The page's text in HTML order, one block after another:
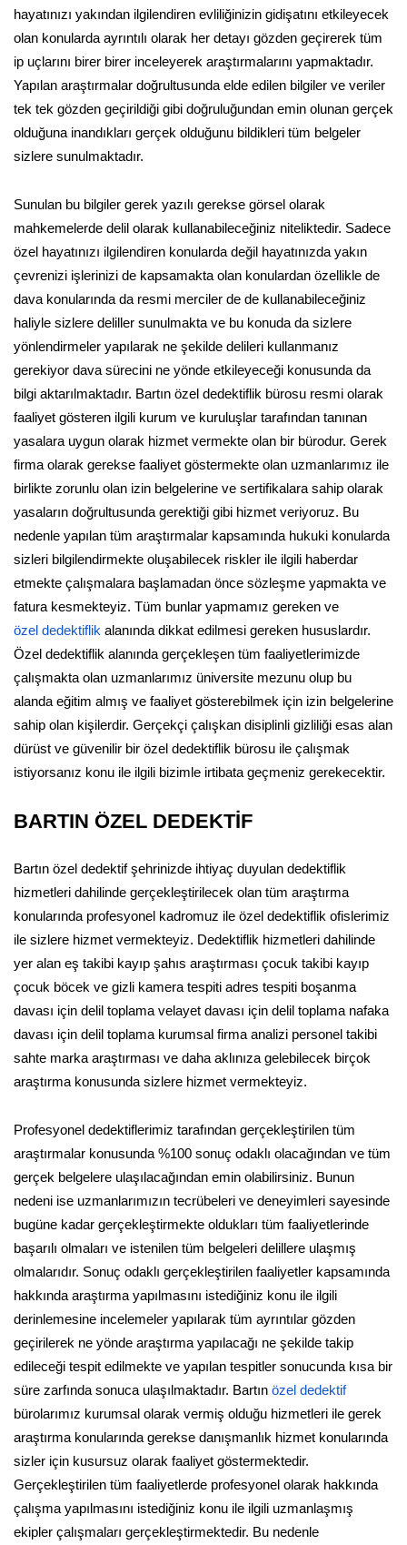
hayatınızı yakından ilgilendiren evliliğinizin gidişatını etkileyecek
olan konularda ayrıntılı olarak her detayı gözden geçirerek tüm
ip uçlarını birer birer inceleyerek araştırmalarını yapmaktadır.
Yapılan araştırmalar doğrultusunda elde edilen bilgiler ve veriler
tek tek gözden geçirildiği gibi doğruluğundan emin olunan gerçek
olduğuna inandıkları gerçek olduğunu bildikleri tüm belgeler
sizlere sunulmaktadır.
Sunulan bu bilgiler gerek yazılı gerekse görsel olarak
mahkemelerde delil olarak kullanabileceğiniz niteliktedir. Sadece
özel hayatınızı ilgilendiren konularda değil hayatınızda yakın
çevrenizi işlerinizi de kapsamakta olan konulardan özellikle de
dava konularında da resmi merciler de de kullanabileceğiniz
haliyle sizlere deliller sunulmakta ve bu konuda da sizlere
yönlendirmeler yapılarak ne şekilde delileri kullanmanız
gerekiyor dava sürecini ne yönde etkileyeceği konusunda da
bilgi aktarılmaktadır. Bartın özel dedektiflik bürosu resmi olarak
faaliyet gösteren ilgili kurum ve kuruluşlar tarafından tanınan
yasalara uygun olarak hizmet vermekte olan bir bürodur. Gerek
firma olarak gerekse faaliyet göstermekte olan uzmanlarımız ile
birlikte zorunlu olan izin belgelerine ve sertifikalara sahip olarak
yasaların doğrultusunda gerektiği gibi hizmet veriyoruz. Bu
nedenle yapılan tüm araştırmalar kapsamında hukuki konularda
sizleri bilgilendirmekte oluşabilecek riskler ile ilgili haberdar
etmekte çalışmalara başlamadan önce sözleşme yapmakta ve
fatura kesmekteyiz. Tüm bunlar yapmamız gereken ve
özel dedektiflik alanında dikkat edilmesi gereken hususlardır.
Özel dedektiflik alanında gerçekleşen tüm faaliyetlerimizde
çalışmakta olan uzmanlarımız üniversite mezunu olup bu
alanda eğitim almış ve faaliyet gösterebilmek için izin belgelerine
sahip olan kişilerdir. Gerçekçi çalışkan disiplinli gizliliği esas alan
dürüst ve güvenilir bir özel dedektiflik bürosu ile çalışmak
istiyorsanız konu ile ilgili bizimle irtibata geçmeniz gerekecektir.
BARTIN ÖZEL DEDEKTİF
Bartın özel dedektif şehrinizde ihtiyaç duyulan dedektiflik
hizmetleri dahilinde gerçekleştirilecek olan tüm araştırma
konularında profesyonel kadromuz ile özel dedektiflik ofislerimiz
ile sizlere hizmet vermekteyiz. Dedektiflik hizmetleri dahilinde
yer alan eş takibi kayıp şahıs araştırması çocuk takibi kayıp
çocuk böcek ve gizli kamera tespiti adres tespiti boşanma
davası için delil toplama velayet davası için delil toplama nafaka
davası için delil toplama kurumsal firma analizi personel takibi
sahte marka araştırması ve daha aklınıza gelebilecek birçok
araştırma konusunda sizlere hizmet vermekteyiz.
Profesyonel dedektiflerimiz tarafından gerçekleştirilen tüm
araştırmalar konusunda %100 sonuç odaklı olacağından ve tüm
gerçek belgelere ulaşılacağından emin olabilirsiniz. Bunun
nedeni ise uzmanlarımızın tecrübeleri ve deneyimleri sayesinde
bugüne kadar gerçekleştirmekte oldukları tüm faaliyetlerinde
başarılı olmaları ve istenilen tüm belgeleri delillere ulaşmış
olmalarıdır. Sonuç odaklı gerçekleştirilen faaliyetler kapsamında
hakkında araştırma yapılmasını istediğiniz konu ile ilgili
derinlemesine incelemeler yapılarak tüm ayrıntılar gözden
geçirilerek ne yönde araştırma yapılacağı ne şekilde takip
edileceği tespit edilmekte ve yapılan tespitler sonucunda kısa bir
süre zarfında sonuca ulaşılmaktadır. Bartın özel dedektif
bürolarımız kurumsal olarak vermiş olduğu hizmetleri ile gerek
araştırma konularında gerekse danışmanlık hizmet konularında
sizler için kusursuz olarak faaliyet göstermektedir.
Gerçekleştirilen tüm faaliyetlerde profesyonel olarak hakkında
çalışma yapılmasını istediğiniz konu ile ilgili uzmanlaşmış
ekipler çalışmaları gerçekleştirmektedir. Bu nedenle